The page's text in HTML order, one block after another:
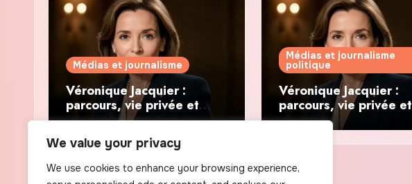
We value your privacy
We use cookies to enhance your browsing experience,
Médias et journalisme
Véronique Jacquier :
parcours, vie privée et
révélations politiques
Médias et journalisme
politique
Véronique Jacquier :
parcours, vie privée et
révélations politiques